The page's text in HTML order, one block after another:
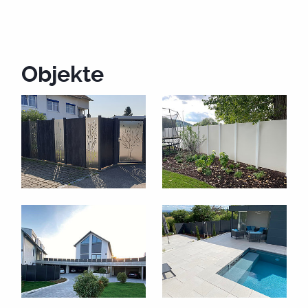
Zum Aufdübeln auf festem Mauerwerk und zum
Einbetonieren für die Sicherung in einem Betonfundament
wird ein System aus verzinktem Stahl verwendet. Auch ein
Wandanschluss ist kein Problem.
Objekte